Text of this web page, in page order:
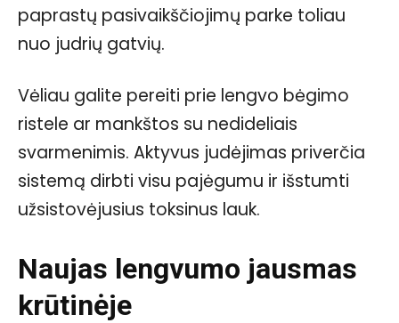
paprastų pasivaikščiojimų parke toliau
nuo judrių gatvių.
Vėliau galite pereiti prie lengvo bėgimo
ristele ar mankštos su nedideliais
svarmenimis. Aktyvus judėjimas priverčia
sistemą dirbti visu pajėgumu ir išstumti
užsistovėjusius toksinus lauk.
Naujas lengvumo jausmas
krūtinėje